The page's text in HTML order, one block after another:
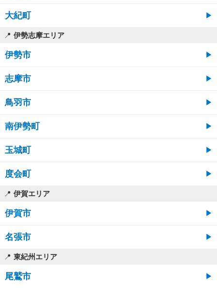
大紀町
伊勢志摩エリア
伊勢市
志摩市
鳥羽市
南伊勢町
玉城町
度会町
伊賀エリア
伊賀市
名張市
東紀州エリア
尾鷲市